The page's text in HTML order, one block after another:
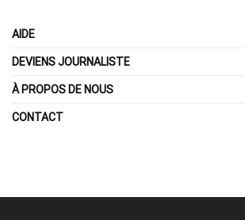
AIDE
DEVIENS JOURNALISTE
À PROPOS DE NOUS
CONTACT